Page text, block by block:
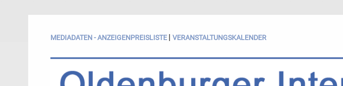
MEDIADATEN - ANZEIGENPREISLISTE | VERANSTALTUNGSKALENDER